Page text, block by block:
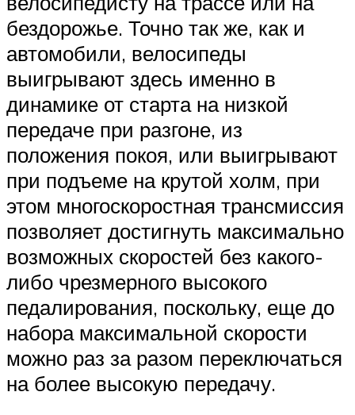
бездорожье. Точно так же, как и
автомобили, велосипеды
выигрывают здесь именно в
динамике от старта на низкой
передаче при разгоне, из
положения покоя, или выигрывают
при подъеме на крутой холм, при
этом многоскоростная трансмиссия
позволяет достигнуть максимально
возможных скоростей без какого-
либо чрезмерного высокого
педалирования, поскольку, еще до
набора максимальной скорости
можно раз за разом переключаться
на более высокую передачу.